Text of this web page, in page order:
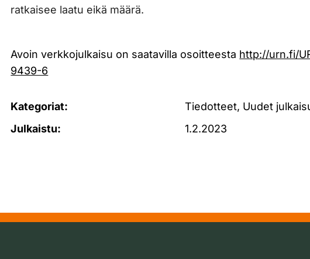
ratkaisee laatu eikä määrä.
Avoin verkkojulkaisu on saatavilla osoitteesta http://urn.fi/
9439-6
Kategoriat:
Tiedotteet, Uudet
Julkaistu:
1.2.2023